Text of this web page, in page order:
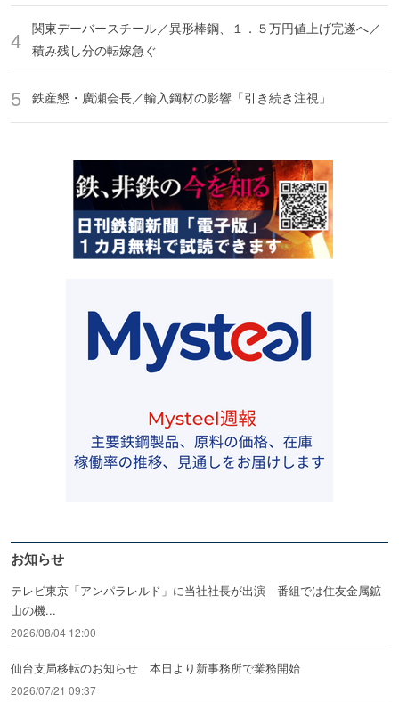
関東デーバースチール／異形棒鋼、１．５万円値上げ完遂へ／
積み残し分の転嫁急ぐ
鉄産懇・廣瀬会長／輸入鋼材の影響「引き続き注視」
お知らせ
テレビ東京「アンパラレルド」に当社社長が出演 番組では住友金属鉱
山の機...
2026/08/04 12:00
仙台支局移転のお知らせ 本日より新事務所で業務開始
2026/07/21 09:37